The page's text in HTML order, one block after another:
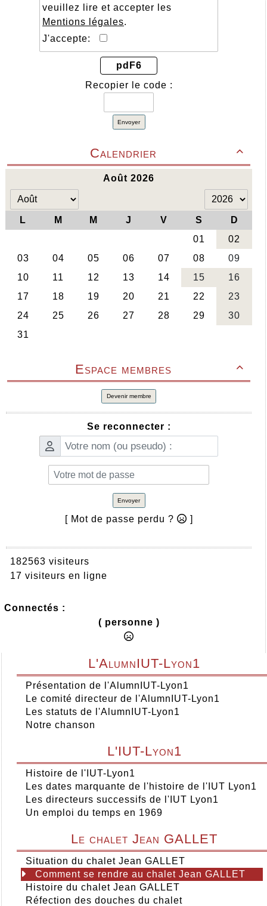
veuillez lire et accepter les
Mentions légales.
J'accepte:
pdF6
Recopier le code :
Envoyer

Calendrier

Espace membres
Devenir membre
Se reconnecter :
Envoyer
[ Mot de passe perdu ? ]
182563 visiteurs
17 visiteurs en ligne
Connectés :
( personne )
L'AlumnIUT-Lyon1
Présentation de l'AlumnIUT-Lyon1
Le comité directeur de l'AlumnIUT-Lyon1
Les statuts de l'AlumnIUT-Lyon1
Notre chanson
L'IUT-Lyon1
Histoire de l'IUT-Lyon1
Les dates marquante de l'histoire de l'IUT Lyon1
Les directeurs successifs de l'IUT Lyon1
Un emploi du temps en 1969
Le chalet Jean GALLET
Situation du chalet Jean GALLET
Comment se rendre au chalet Jean GALLET
Histoire du chalet Jean GALLET
Réfection des douches du chalet